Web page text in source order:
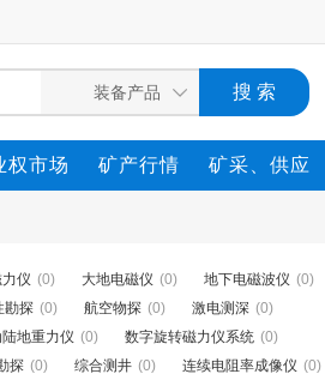
权市场 矿产行情 矿采、供应
仪 (0) 大地电磁仪 (0) 地下电磁波仪 (0)
勘探 (0) 航空物探 (0) 激电测深 (0)
地重力仪 (0) 数字旋转磁力仪系统 (0)
探 (0) 综合测井 (0) 连续电阻率成像仪 (0)